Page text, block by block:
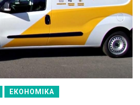
ЕКОНОМІКА